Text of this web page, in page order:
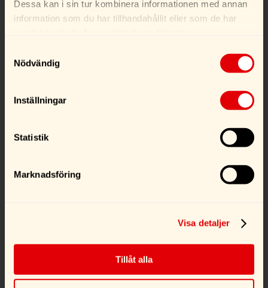
Dessa kan i sin tur kombinera informationen med annan
information som du har tillhandahållit eller som de har
Nödvändig
Inställningar
Statistik
Marknadsföring
Visa detaljer
Tillåt alla
Köp
CorroProtect Universal